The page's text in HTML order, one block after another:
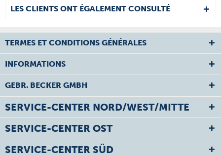
LES CLIENTS ONT ÉGALEMENT CONSULTÉ
TERMES ET CONDITIONS GÉNÉRALES
INFORMATIONS
GEBR. BECKER GMBH
SERVICE-CENTER NORD/WEST/MITTE
SERVICE-CENTER OST
SERVICE-CENTER SÜD